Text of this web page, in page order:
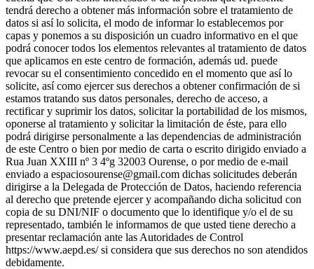
tendrá derecho a obtener más información sobre el tratamiento de
datos si así lo solicita, el modo de informar lo establecemos por
capas y ponemos a su disposición un cuadro informativo en el que
podrá conocer todos los elementos relevantes al tratamiento de datos
que aplicamos en este centro de formación, además ud. puede
revocar su el consentimiento concedido en el momento que así lo
solicite, así como ejercer sus derechos a obtener confirmación de si
estamos tratando sus datos personales, derecho de acceso, a
rectificar y suprimir los datos, solicitar la portabilidad de los mismos,
oponerse al tratamiento y solicitar la limitación de éste, para ello
podrá dirigirse personalmente a las dependencias de administración
de este Centro o bien por medio de carta o escrito dirigido enviado a
Rua Juan XXIII nº 3 4ºg 32003 Ourense, o por medio de e-mail
enviado a espaciosourense@gmail.com dichas solicitudes deberán
dirigirse a la Delegada de Protección de Datos, haciendo referencia
al derecho que pretende ejercer y acompañando dicha solicitud con
copia de su DNI/NIF o documento que lo identifique y/o el de su
representado, también le informamos de que usted tiene derecho a
presentar reclamación ante las Autoridades de Control
https://www.aepd.es/ si considera que sus derechos no son atendidos
debidamente.